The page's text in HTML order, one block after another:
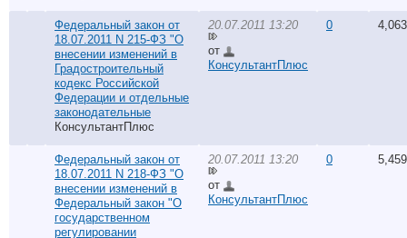
Федеральный закон от
18.07.2011 N 215-ФЗ "О
внесении изменений в
Градостроительный
кодекс Российской
Федерации и отдельные
законодательные
КонсультантПлюс
20.07.2011 13:20
от
КонсультантПлюс
0 4,063
Федеральный закон от
18.07.2011 N 218-ФЗ "О
внесении изменений в
Федеральный закон "О
государственном
регулировании
20.07.2011 13:20
от
КонсультантПлюс
0 5,459